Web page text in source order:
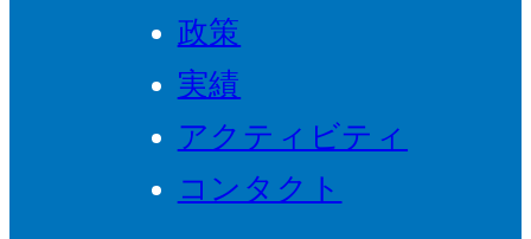
政策
実績
アクティビティ
コンタクト